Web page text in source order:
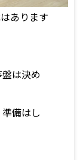
あります
は決め
備はし